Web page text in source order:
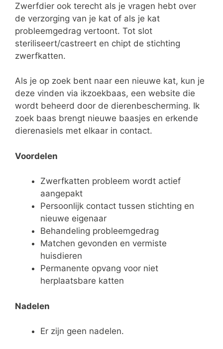
Zwerfdier ook terecht als je vragen hebt over
de verzorging van je kat of als je kat
probleemgedrag vertoont. Tot slot
steriliseert/castreert en chipt de stichting
zwerfkatten.
Als je op zoek bent naar een nieuwe kat, kun je
deze vinden via ikzoekbaas, een website die
wordt beheerd door de dierenbescherming. Ik
zoek baas brengt nieuwe baasjes en erkende
dierenasiels met elkaar in contact.
Voordelen
Zwerfkatten probleem wordt actief
aangepakt
Persoonlijk contact tussen stichting en
nieuwe eigenaar
Behandeling probleemgedrag
Matchen gevonden en vermiste
huisdieren
Permanente opvang voor niet
herplaatsbare katten
Nadelen
Er zijn geen nadelen.